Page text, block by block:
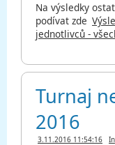
Na výsledky
podívat zde
jednotlivců -
Turnaj
2016
3.11.2016 11:54:16